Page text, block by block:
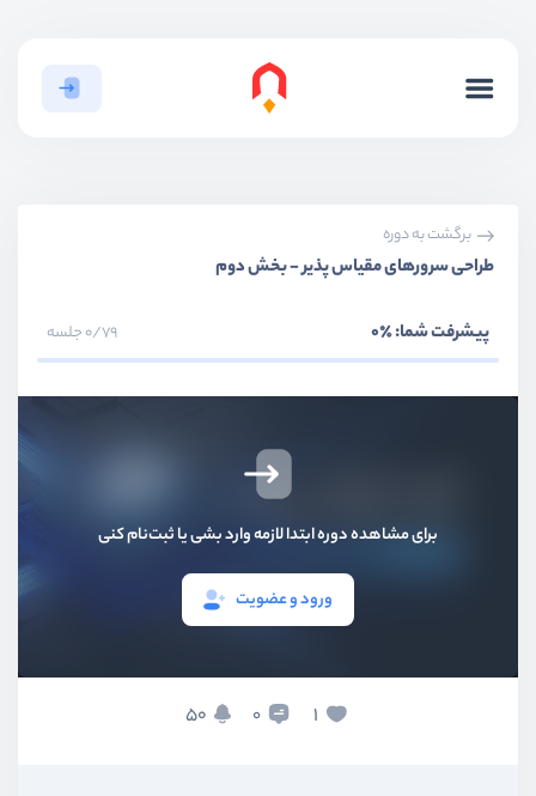
برگشت به دوره
طراحی سرورهای مقیاس پذیر - بخش دوم
پیشرفت شما:٪0 0/79 جلسه
برای مشاهده دوره ابتدا لازمه وارد بشی یا ثبت‌نام کنی
ورود و عضویت
1
0
50
بخش اول
مدیریت حرفه‌ای کدها و استقرار پروژه‌ها
بخش چهارم مدیریت و راه‌اندازی انواع دیتابیس‌ها
آموزش مدیریت حرفه‌ای سایت‌ها روی سرور
بخش ششم مدیریت پیشرفته و مانیتورینگ سرور